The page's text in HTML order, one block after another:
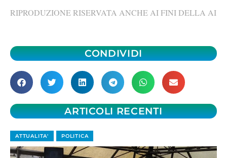
RIPRODUZIONE RISERVATA ANCHE AI FINI DELLA AI
CONDIVIDI
ARTICOLI RECENTI
ATTUALITA' POLITICA